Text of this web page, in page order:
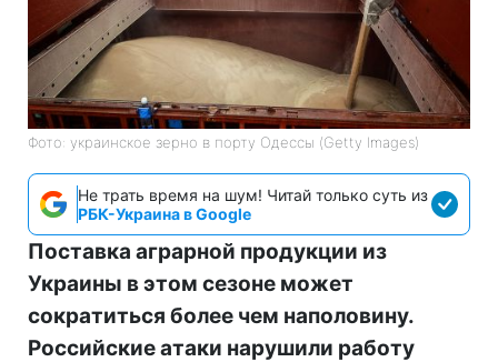
Фото: украинское зерно в порту Одессы (Getty Images)
Не трать время на шум! Читай только суть из
РБК-Украина в Google
Поставка аграрной продукции из
Украины в этом сезоне может
сократиться более чем наполовину.
Российские атаки нарушили работу